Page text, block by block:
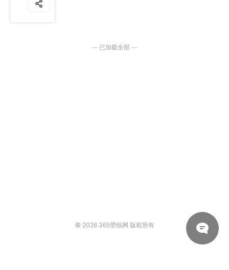
-- 已加载全部 --
© 2026 365壁纸网 版权所有